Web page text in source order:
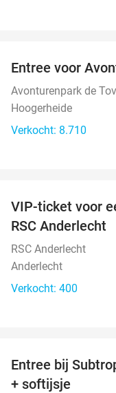
Entree voor
Avonturenpark de
Hoogerheide
Verkocht: 8.710
OUT
VIP-ticket voor
RSC Anderlecht
RSC Anderlecht
Anderlecht
Verkocht: 400
Entree bij
+ softijsje